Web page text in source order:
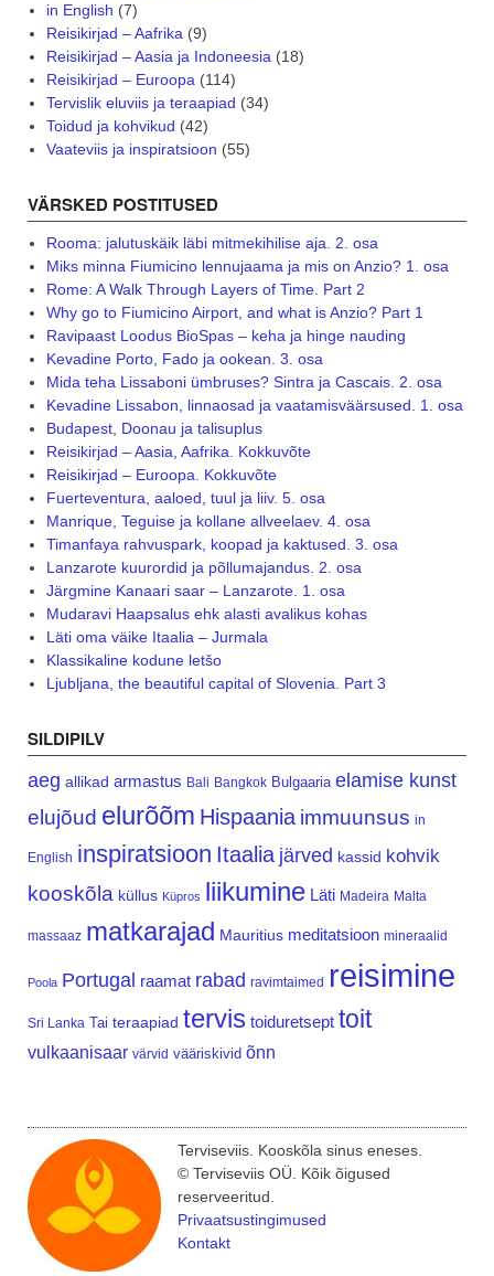
in English (7)
Reisikirjad – Aafrika(9)
Reisikirjad – Aasia ja Indoneesia(18)
Reisikirjad – Euroopa(114)
Tervislik eluviis ja teraapiad (34)
Toidud ja kohvikud (42)
Vaateviis ja inspiratsioon (55)
VÄRSKED POSTITUSED
Rooma: jalutuskäik läbi mitmekihilise aja. 2. osa
Miks minna Fiumicino lennujaama ja mis on Anzio? 1. osa
Rome: A Walk Through Layers of Time. Part 2
Why go to Fiumicino Airport, and what is Anzio? Part 1
Ravipaast Loodus BioSpas – keha ja hinge nauding
Kevadine Porto, Fado ja ookean. 3. osa
Mida teha Lissaboni ümbruses? Sintra ja Cascais. 2. osa
Kevadine Lissabon, linnaosad ja vaatamisväärsused. 1. osa
Budapest, Doonau ja talisuplus
Reisikirjad – Aasia, Aafrika. Kokkuvõte
Reisikirjad – Euroopa. Kokkuvõte
Fuerteventura, aaloed, tuul ja liiv. 5. osa
Manrique, Teguise ja kollane allveelaev. 4. osa
Timanfaya rahvuspark, koopad ja kaktused. 3. osa
Lanzarote kuurordid ja põllumajandus. 2. osa
Järgmine Kanaari saar – Lanzarote. 1. osa
Mudaravi Haapsalus ehk alasti avalikus kohas
Läti oma väike Itaalia – Jurmala
Klassikaline kodune letšo
Ljubljana, the beautiful capital of Slovenia. Part 3
SILDIPILV
aeg allikad armastus Bali Bangkok Bulgaaria elamise kunst
elujõud elurõõm Hispaania immuunsus in
English inspiratsioon Itaalia järved kassid kohvik
kooskõla küllus Küpros liikumine Läti Madeira Malta
massaaz matkarajad Mauritius meditatsioon mineraalid
Poola Portugal raamat rabad ravimtaimed reisimine
Sri Lanka Tai teraapiad tervis toiduretsept toit
vulkaanisaar värvid vääriskivid õnn
Terviseviis. Kooskõla sinus eneses.
© Terviseviis OÜ. Kõik õigused
reserveeritud.
Privaatsustingimused
Kontakt